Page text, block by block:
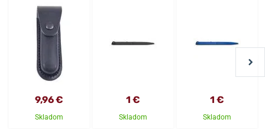
9,96 €
Skladom
1 €
Skladom
1 €
Skladom